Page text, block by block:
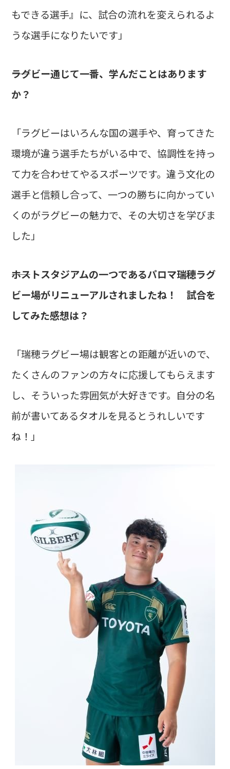
もできる選手』に、試合の流れを変えられるよ
うな選手になりたいです」
――ラグビー通じて一番、学んだことはあります
か？
「ラグビーはいろんな国の選手や、育ってきた
環境が違う選手たちがいる中で、協調性を持っ
て力を合わせてやるスポーツです。違う文化の
選手と信頼し合って、一つの勝ちに向かってい
くのがラグビーの魅力で、その大切さを学びま
した」
――ホストスタジアムの一つであるパロマ瑞穂ラグ
ビー場がリニューアルされましたね！ 試合を
してみた感想は？
「瑞穂ラグビー場は観客との距離が近いので、
たくさんのファンの方々に応援してもらえます
し、そういった雰囲気が大好きです。自分の名
前が書いてあるタオルを見るとうれしいです
ね！」